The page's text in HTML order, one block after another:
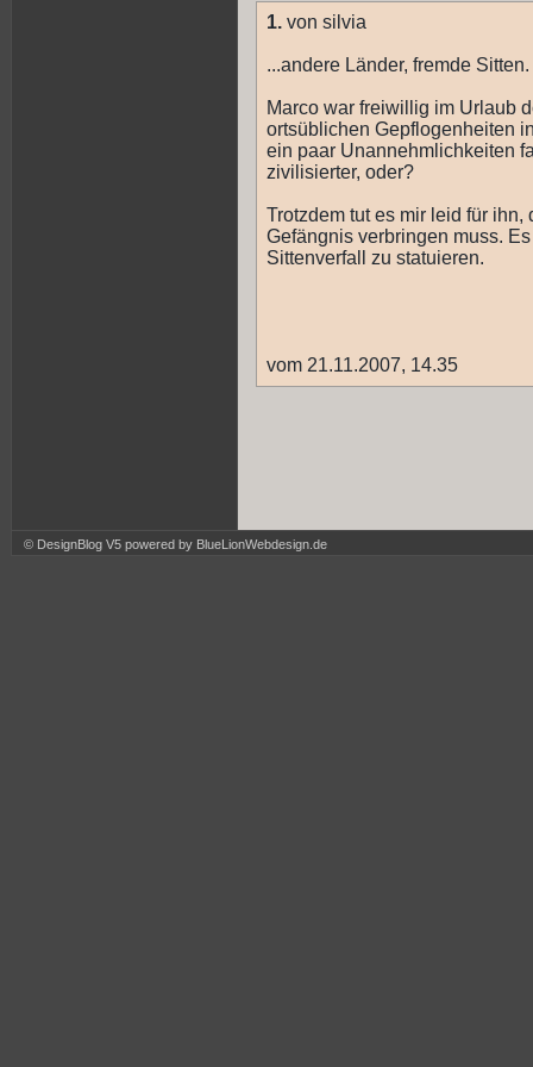
1. von silvia
...andere Länder, fremde Sitten.
Marco war freiwillig im Urlaub
ortsüblichen Gepflogenheiten
ein paar Unannehmlichkeiten
zivilisierter, oder?
Trotzdem tut es mir leid für
Gefängnis verbringen muss.
Sittenverfall zu statuieren.
vom 21.11.2007, 14.35
© DesignBlog V5 powered by BlueLionWebdesign.de